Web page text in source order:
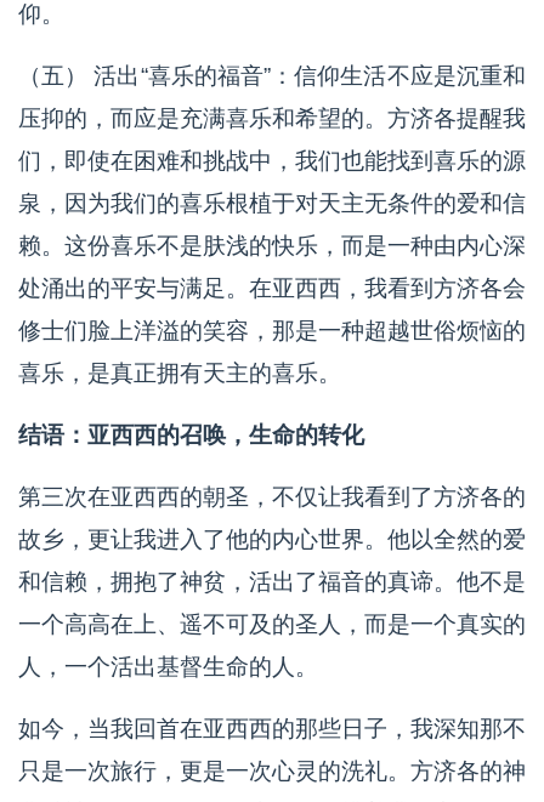
仰。
（五） 活出“喜乐的福音”：信仰生活不应是沉重和
压抑的，而应是充满喜乐和希望的。方济各提醒我
们，即使在困难和挑战中，我们也能找到喜乐的源
泉，因为我们的喜乐根植于对天主无条件的爱和信
赖。这份喜乐不是肤浅的快乐，而是一种由内心深
处涌出的平安与满足。在亚西西，我看到方济各会
修士们脸上洋溢的笑容，那是一种超越世俗烦恼的
喜乐，是真正拥有天主的喜乐。
结语：亚西西的召唤，生命的转化
第三次在亚西西的朝圣，不仅让我看到了方济各的
故乡，更让我进入了他的内心世界。他以全然的爱
和信赖，拥抱了神贫，活出了福音的真谛。他不是
一个高高在上、遥不可及的圣人，而是一个真实的
人，一个活出基督生命的人。
如今，当我回首在亚西西的那些日子，我深知那不
只是一次旅行，更是一次心灵的洗礼。方济各的神